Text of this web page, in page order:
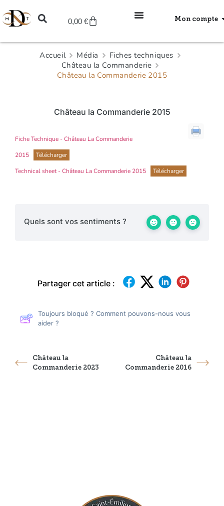
0,00 € Mon compte
Accueil Média
Fiches techniques
Château la Commanderie
Château la Commanderie 2015
Château la Commanderie 2015
Fiche Technique - Château La Commanderie
2015
Télécharger
Technical sheet - Château La Commanderie 2015
Télécharger
Quels sont vos sentiments ?
Partager cet article :
Toujours bloqué ? Comment pouvons-nous vous
aider ?
Château la
Commanderie 2023
Château la
Commanderie 2016